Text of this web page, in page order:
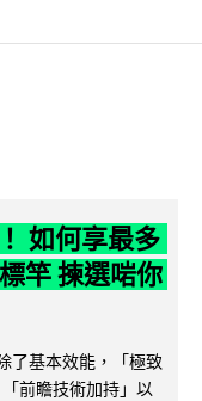
如何享最多
竿 揀選啱你
了基本效能，「極致
前瞻技術加持」以